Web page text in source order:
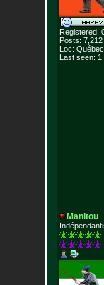
Registered:
Posts: 7,212
Loc:
Last seen: 1
Manitou